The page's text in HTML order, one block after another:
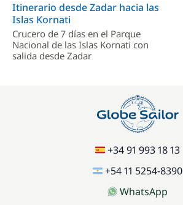
Itinerario desde Zadar hacia las
Islas Kornati
Crucero de 7 días en el Parque
Nacional de las Islas Kornati con
salida desde Zadar
+34 91 993 18 13
+54 11 5254-8390
WhatsApp